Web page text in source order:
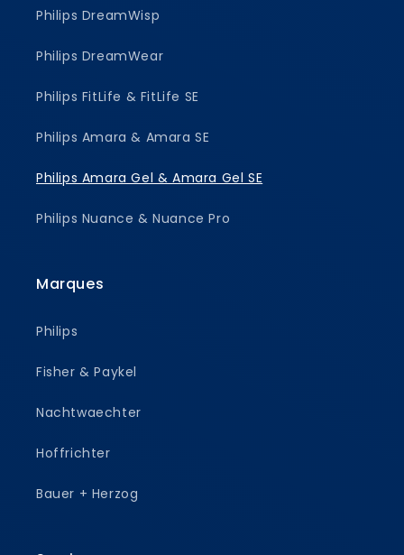
Philips DreamWisp
Philips DreamWear
Philips FitLife & FitLife SE
Philips Amara & Amara SE
Philips Amara Gel & Amara Gel SE
Philips Nuance & Nuance Pro
Marques
Philips
Fisher & Paykel
Nachtwaechter
Hoffrichter
Bauer + Herzog